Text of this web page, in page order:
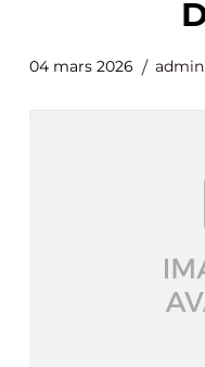
04 mars 2026 admin